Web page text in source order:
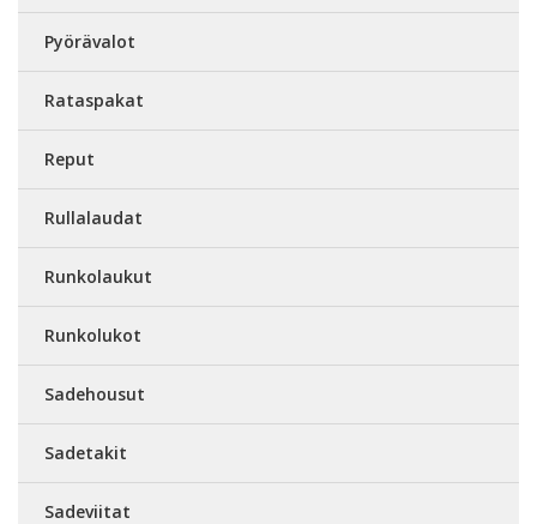
Pyörävalot
Rataspakat
Reput
Rullalaudat
Runkolaukut
Runkolukot
Sadehousut
Sadetakit
Sadeviitat